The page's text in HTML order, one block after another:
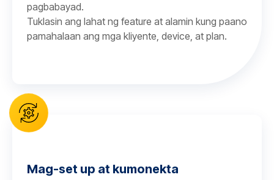
pagbabayad.
Tuklasin ang lahat ng feature at alamin kung paano
pamahalaan ang mga kliyente, device, at plan.
Mag-set up at kumonekta